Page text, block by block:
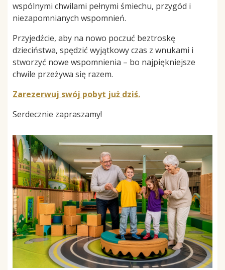
wspólnymi chwilami pełnymi śmiechu, przygód i
niezapomnianych wspomnień.
Przyjedźcie, aby na nowo poczuć beztroskę
dzieciństwa, spędzić wyjątkowy czas z wnukami i
stworzyć nowe wspomnienia – bo najpiękniejsze
chwile przeżywa się razem.
Zarezerwuj swój pobyt już dziś.
Serdecznie zapraszamy!